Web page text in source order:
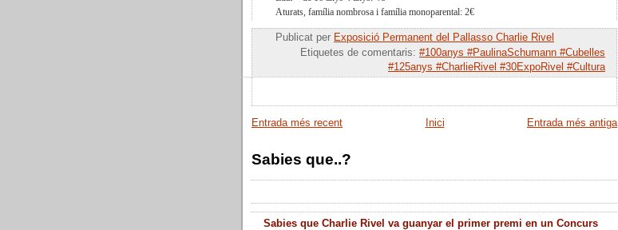
Aturats, família nombrosa i família monoparental: 2€
Publicat per Exposició Permanent del Pallasso Charlie Rivel
Etiquetes de comentaris: #100anys #PaulinaSchumann #Cubelles
#125anys #CharlieRivel #30ExpoRivel #Cultura
Entrada més recent Entrada més antiga
Inici
Sabies que..?
Sabies que Charlie Rivel va guanyar el primer premi en un Concurs